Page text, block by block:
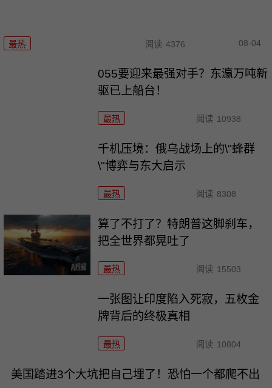
最热 阅读 4376 08-04
055要迎来最强对手？东瀛万吨新
驱已上船台！
最热 阅读 10938
千机压境：俄乌战场上的\"蜂群
\"博弈与东大启示
最热 阅读 8308
算了不打了？特朗普这脚刹车，
把全世界都晃吐了
最热 阅读 15503
一张图让印度陷入死寂，五枚金
牌背后的终极真相
最热 阅读 10804
美国踏进3个大坑把自己埋了！恐怕一个都爬不出